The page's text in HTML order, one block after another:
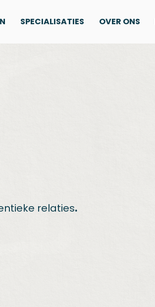
SPECIALISATIES OVER ONS
relaties.